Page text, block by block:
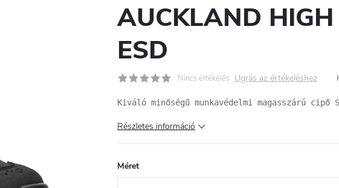
AUCKLAND HIGH
ESD
Nincs értékelés Ugrás az értékeléshez
Kiváló minőségű munkavédelmi magasszárú cipő
Részletes információ
Méret